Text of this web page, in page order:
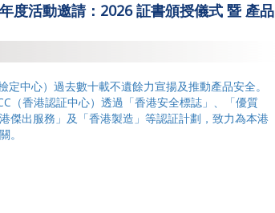
度活動邀請：2026 証書頒授儀式 暨 產品
定中心）過去數十載不遺餘力宣揚及推動產品安全。
（香港認証中心）透過「香港安全標誌」、「優質
傑出服務」及「香港製造」等認証計劃，致力為本港
。